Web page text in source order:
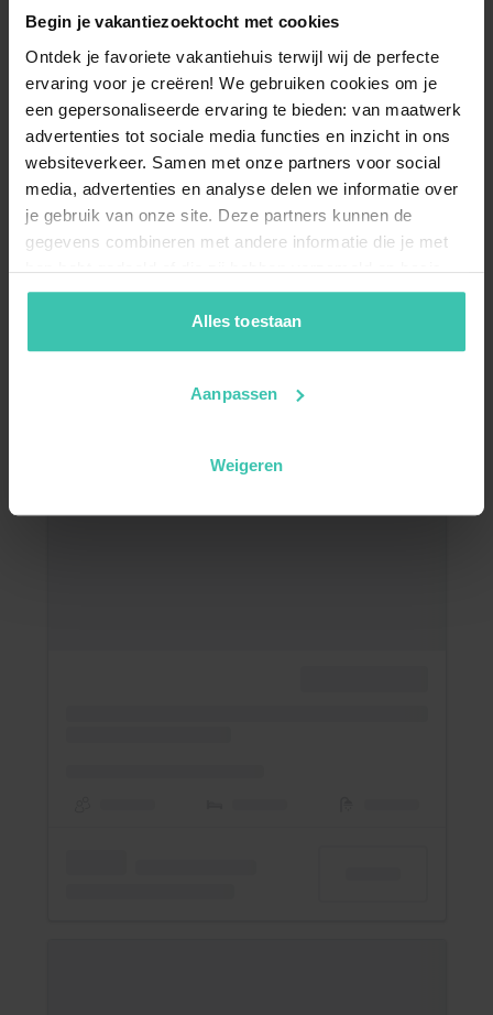
Begin je vakantiezoektocht met cookies
Ontdek je favoriete vakantiehuis terwijl wij de perfecte
ervaring voor je creëren! We gebruiken cookies om je
een gepersonaliseerde ervaring te bieden: van maatwerk
advertenties tot sociale media functies en inzicht in ons
websiteverkeer. Samen met onze partners voor social
media, advertenties en analyse delen we informatie over
je gebruik van onze site. Deze partners kunnen de
gegevens combineren met andere informatie die je met
hen hebt gedeeld of die zij hebben verzameld op basis
van je gebruik van hun diensten. Zo zorgen we ervoor dat
jouw vakantiezoektocht soepel en op maat verloopt!
Alles toestaan
Aanpassen
Weigeren